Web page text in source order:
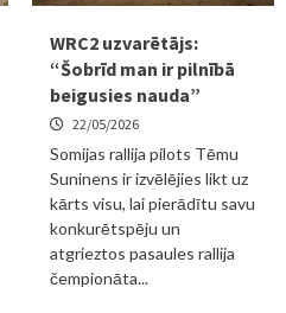
WRC2 uzvarētājs:
“Šobrīd man ir pilnībā
beigusies nauda”
22/05/2026
Somijas rallija pilots Tēmu
Suninens ir izvēlējies likt uz
kārts visu, lai pierādītu savu
konkurētspēju un
atgrieztos pasaules rallija
čempionāta...